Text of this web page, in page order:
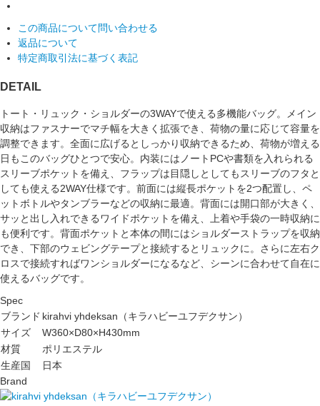
この商品について問い合わせる
返品について
特定商取引法に基づく表記
DETAIL
トート・リュック・ショルダーの3WAYで使える多機能バッグ。メイン
収納はファスナーでマチ幅を大きく拡張でき、荷物の量に応じて容量を
調整できます。全面に広げるとしっかり収納できるため、荷物が増える
日もこのバッグひとつで安心。内装にはノートPCや書類を入れられる
スリーブポケットを備え、フラップは目隠しとしてもスリーブのフタと
しても使える2WAY仕様です。前面には縦長ポケットを2つ配置し、ペ
ットボトルやタンブラーなどの収納に最適。背面には開口部が大きく、
サッと出し入れできるワイドポケットを備え、上着や手袋の一時収納に
も便利です。背面ポケットと本体の間にはショルダーストラップを収納
でき、下部のウェビングテープと接続するとリュックに。さらに左右ク
ロスで接続すればワンショルダーになるなど、シーンに合わせて自在に
使えるバッグです。
Spec
ブランド kirahvi yhdeksan（キラハビーユフデクサン）
サイズ
W360×D80×H430mm
材質
ポリエステル
生産国
日本
Brand